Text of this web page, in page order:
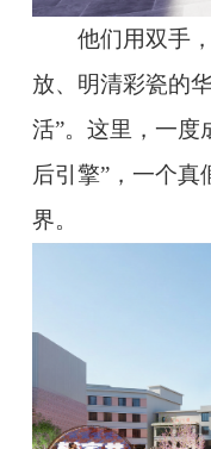
他们用双手
放、明清彩瓷的
活”。这里，一度
后引擎”，一个
界。